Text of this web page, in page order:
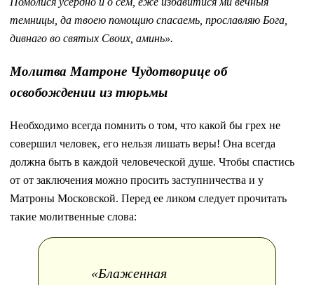
темницы, да твоею помощию спасаемь, прославляю Бога,
дивнаго во святых Своих, аминь».
Молитва Матроне Чудотворице об
освобождении из тюрьмы
Необходимо всегда помнить о том, что какой бы грех не
совершил человек, его нельзя лишать веры! Она всегда
должна быть в каждой человеческой душе. Чтобы спастись
от от заключения можно просить заступничества и у
Матроны Московской. Перед ее ликом следует прочитать
такие молитвенные слова:
«Блаженная